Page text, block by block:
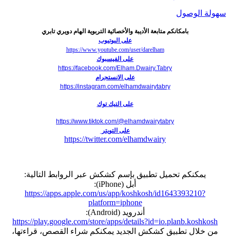
سهولة الوصول
بامكانكم متابعة الأديبة والأخصائية التربوية الهام دويري تابري
على اليوتيوب
https://www.youtube.com/user/darelham
على الفيسبوك
https://facebook.com/Elham.Dwairy.Tabry
على الانستجرام
https://instagram.com/elhamdwairytabry
على التيك توك
https://www.tiktok.com/@elhamdwairytabry
على التويتر
https://twitter.com/elhamdwairy
يمكنكم تحميل تطبيق بإسم كشكش عبر الروابط التالية:
أبل (iPhone):
https://apps.apple.com/us/app/koshkosh/id1643393210?
platform=iphone
أندرويد (Android):
https://play.google.com/store/apps/details?id=io.planb.koshkosh
من خلال تطبيق كشكش الجديد يمكنكم شراء القصص، قراءتها،